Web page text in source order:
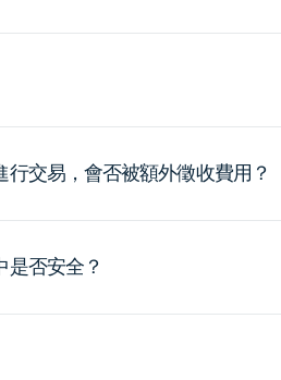
交易，會否被額外徵收費用？
否安全？